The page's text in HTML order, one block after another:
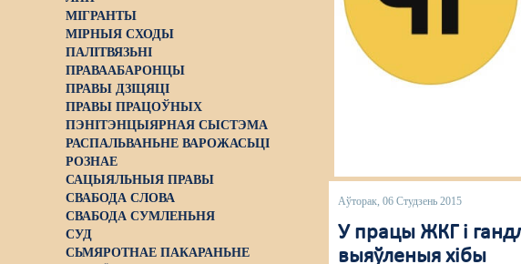
МІГРАНТЫ
МІРНЫЯ СХОДЫ
ПАЛІТВЯЗЬНІ
ПРАВААБАРОНЦЫ
ПРАВЫ ДЗІЦЯЦІ
ПРАВЫ ПРАЦОЎНЫХ
ПЭНІТЭНЦЫЯРНАЯ СЫСТЭМА
РАСПАЛЬВАНЬНЕ ВАРОЖАСЬЦІ
РОЗНАЕ
САЦЫЯЛЬНЫЯ ПРАВЫ
СВАБОДА СЛОВА
СВАБОДА СУМЛЕНЬНЯ
СУД
СЬМЯРОТНАЕ ПАКАРАНЬНЕ
Аўторак, 06 Студзень 2015
У працы ЖКГ і
выяўленыя хібы